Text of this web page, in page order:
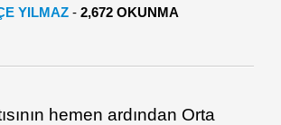
YILMAZ - 2,672 OKUNMA
hemen ardından Orta